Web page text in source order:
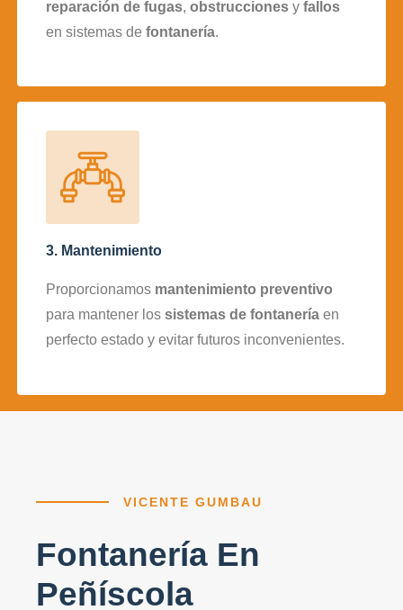
reparación de fugas, obstruccionesy fallos
en sistemas de fontanería.
3. Mantenimiento
Proporcionamos mantenimiento preventivo
para mantener los sistemas de fontaneríaen
perfecto estado y evitar futuros inconvenientes.
VICENTE GUMBAU
Fontanería En
Peñíscola